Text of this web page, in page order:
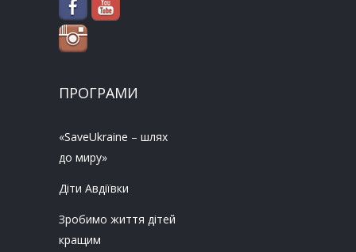
ПРОГРАМИ
«SaveUkraine – шлях
до миру»
Діти Авдіївки
Зробимо життя дітей
кращим